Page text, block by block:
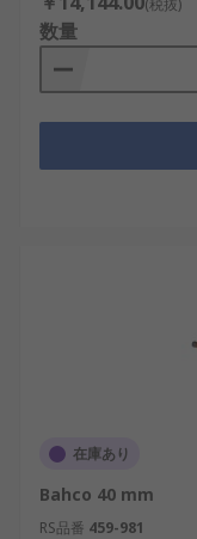
(税抜)
数量
在庫あり
Bahco 40 mm
RS品番 459-981